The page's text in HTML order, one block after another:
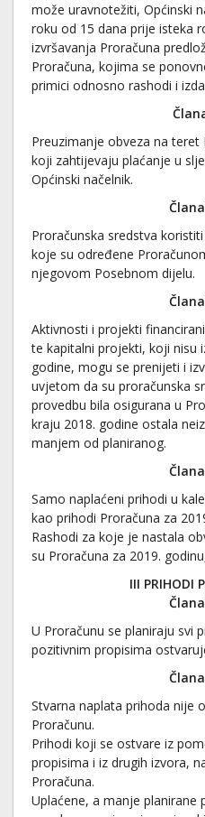
može uravnotežiti, Općinski
roku od 15 dana prije isteka
izvršavanja Proračuna
Proračuna, kojima se
primici odnosno rashodi i
Preuzimanje obveza na
koji zahtijevaju plaćanje u
Općinski načelnik.
Proračunska sredstva
koje su određene
njegovom Posebnom dijelu.
Aktivnosti i projekti
te kapitalni projekti, koji nisu
godine, mogu se prenijeti i
uvjetom da su proračunska
provedbu bila osigurana u
kraju 2018. godine ostala
manjem od planiranog.
Samo naplaćeni prihodi u
kao prihodi Proračuna za
Rashodi za koje je nastala
su Proračuna za 2019.
III PRIHODI
U Proračunu se planiraju svi
pozitivnim propisima
Stvarna naplata prihoda nije
Proračunu.
Prihodi koji se ostvare iz
propisima i iz drugih izvora,
Proračuna.
Uplaćene, a manje planirane